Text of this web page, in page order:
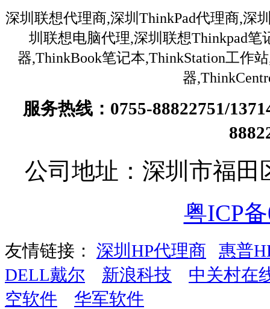
深圳联想代理商,深圳ThinkPad代理商,深
圳联想电脑代理,深圳联想Thinkpad
器,ThinkBook笔记本,ThinkStation工作
器
服务热线：0755-88822751/
公司地址：深圳市福田
粤ICP
友情链接： 深圳HP代理商
惠普
DELL戴尔
新浪科技
中关村在
空软件
华军软件